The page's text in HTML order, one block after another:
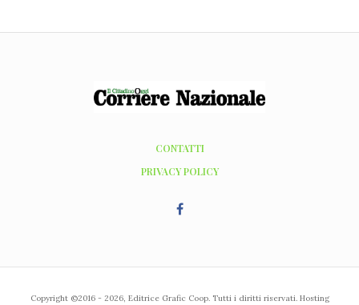
CONTATTI
PRIVACY POLICY
Copyright ©2016 - 2026, Editrice Grafic Coop. Tutti i diritti riservati. Hosting